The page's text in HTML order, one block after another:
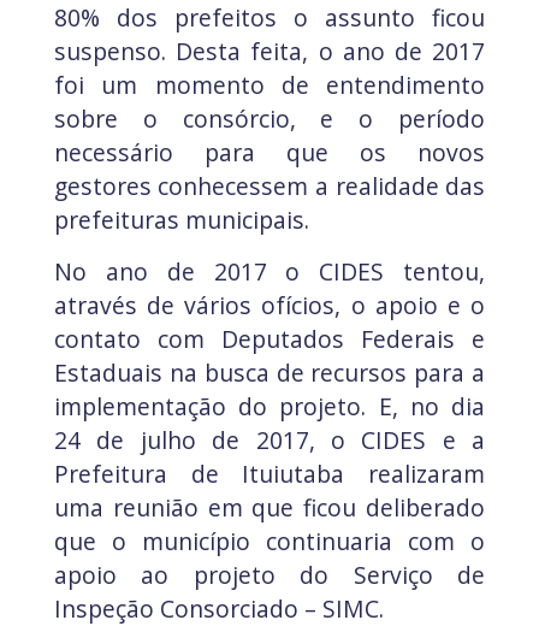
80% dos prefeitos o assunto ficou
suspenso. Desta feita, o ano de 2017
foi um momento de entendimento
sobre o consórcio, e o período
necessário para que os novos
gestores conhecessem a realidade das
prefeituras municipais.
No ano de 2017 o CIDES tentou,
através de vários ofícios, o apoio e o
contato com Deputados Federais e
Estaduais na busca de recursos para a
implementação do projeto. E, no dia
24 de julho de 2017, o CIDES e a
Prefeitura de Ituiutaba realizaram
uma reunião em que ficou deliberado
que o município continuaria com o
apoio ao projeto do Serviço de
Inspeção Consorciado – SIMC.